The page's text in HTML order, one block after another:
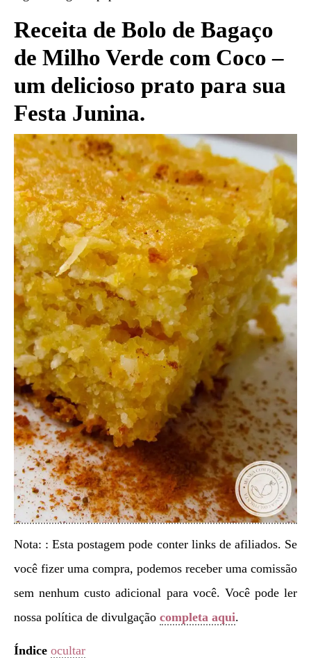
Receita de Bolo de Bagaço
de Milho Verde com Coco –
um delicioso prato para sua
Festa Junina.
Nota: : Esta postagem pode conter links de afiliados. Se
você fizer uma compra, podemos receber uma comissão
sem nenhum custo adicional para você. Você pode ler
nossa política de divulgação completa aqui.
Índice ocultar